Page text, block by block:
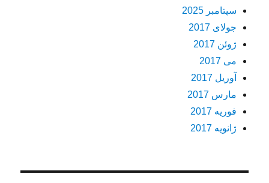
سپتامبر 2025
جولای 2017
ژوئن 2017
می 2017
آوریل 2017
مارس 2017
فوریه 2017
ژانویه 2017